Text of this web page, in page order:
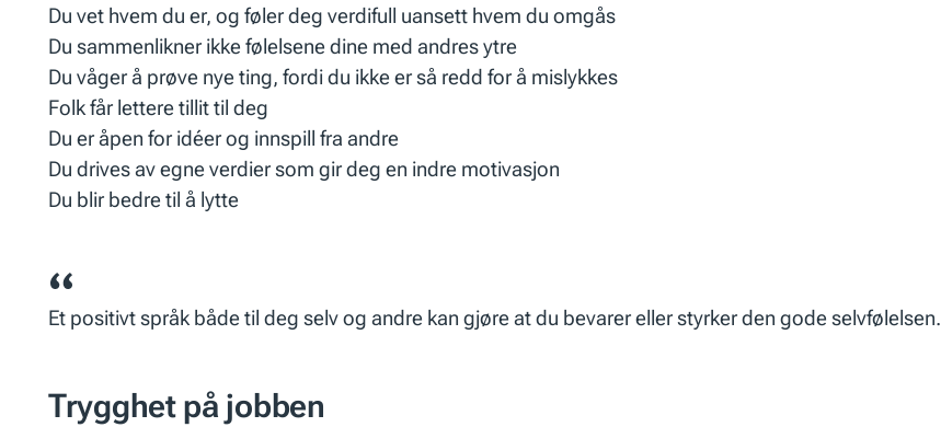
Du vet hvem du er, og føler deg verdifull uansett hvem du omgås
Du sammenlikner ikke følelsene dine med andres ytre
Du våger å prøve nye ting, fordi du ikke er så redd for å mislykkes
Folk får lettere tillit til deg
Du er åpen for idéer og innspill fra andre
Du drives av egne verdier som gir deg en indre motivasjon
Du blir bedre til å lytte
Et positivt språk både til deg selv og andre kan gjøre at du bevarer eller styrker den gode selvfølelsen.
Trygghet på jobben